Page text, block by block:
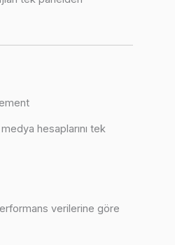
hesaplarını tek
verilerine göre